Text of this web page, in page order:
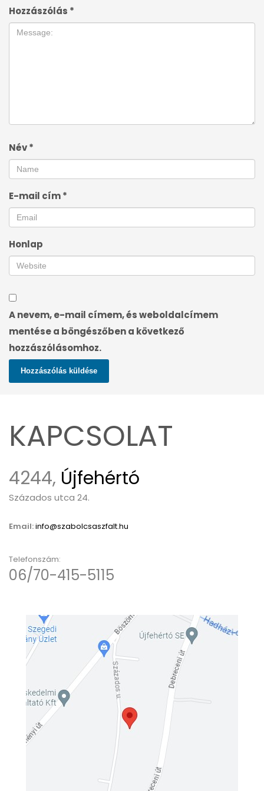
Hozzászólás *
Név*
E-mail cím*
Honlap
A nevem, e-mail címem, és weboldalcímem
mentése a böngészőben a következő
hozzászólásomhoz.
KAPCSOLAT
4244, Újfehértó
Százados utca 24.
Email:info@szabolcsaszfalt.hu
Telefonszám:
06/70-415-5115